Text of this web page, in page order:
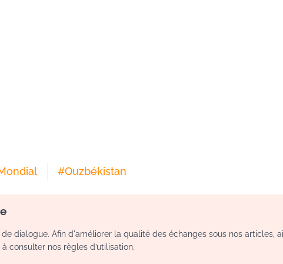
#Ouzbékistan
dialogue. Afin d'améliorer la qualité des échanges sous nos articles,
consulter nos règles d’utilisation.